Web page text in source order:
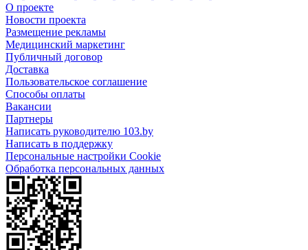
О проекте
Новости проекта
Размещение рекламы
Медицинский маркетинг
Публичный договор
Доставка
Пользовательское соглашение
Способы оплаты
Вакансии
Партнеры
Написать руководителю 103.by
Написать в поддержку
Персональные настройки Cookie
Обработка персональных данных